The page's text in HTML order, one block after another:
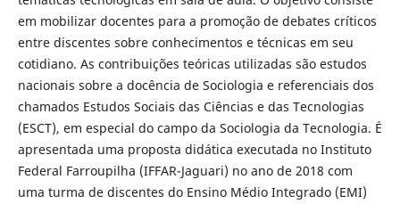
em mobilizar docentes para a promoção de debates críticos
entre discentes sobre conhecimentos e técnicas em seu
cotidiano. As contribuições teóricas utilizadas são estudos
nacionais sobre a docência de Sociologia e referenciais dos
chamados Estudos Sociais das Ciências e das Tecnologias
(ESCT), em especial do campo da Sociologia da Tecnologia. É
apresentada uma proposta didática executada no Instituto
Federal Farroupilha (IFFAR-Jaguari) no ano de 2018 com
uma turma de discentes do Ensino Médio Integrado (EMI)